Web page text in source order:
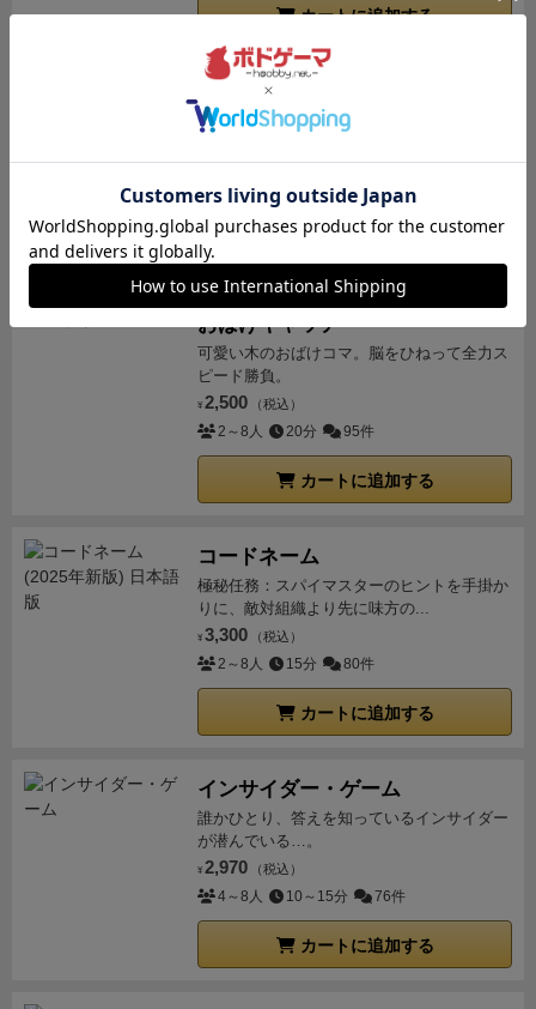
ジ以上を稼ぐか一部キャラの即死コンボを決めた方が
要素１：2種類のコンボとダメージ
ド4枚を左から並べ、数字とじゃんけんの2種類でコン
引用。①数字のみ（昇順連番）なら4枚なので最大4
点。
（２→３→４→５の連番かつじゃんけんはつながってい
ないので4点）
②じゃんけんで右が勝つように並べる場合も4枚なの
で最大4点。
（グー→パー→チョキ→グーの順。数字は連番になって
るところがあるので、その色と同じものがあればつな
③①と②の組み合わせ数字とじゃんけんの混合は、そ
れぞれ判定されるので最大8点。
（６→７→８→９の4枚昇順連番で4点。じゃんけんはパ
ー→チョキ→グーまでで3枚つながりなので合計7点）
加えて、条件付きでコンボ点を加算するスキルもあり
通常はコンボ点で勝利した方が相手にダメージ
字になります。
必殺技だったら最大・次点の2枚、相
手がガードなら最小値といった感じで変動します。
えて、「カウンター」や「投げ」等、ダメージに付与
されるスキルもあります。
それぞれ「必殺技成功時の追加効果」「必
殺技前の効果」「ガードの追加効果」「必殺技失敗時
の追加効果」のどれか複数を持っています。
カートに追加する
残り1点
ワイナリーの四季
あなたの手でワイナリーを復興させよう！
1～6人 45～90分 90件
おばけキャッチ
可愛い木のおばけコマ。脳をひねって全力ス
ピード勝負。
¥ 2,500 （税込）
2～8人 20分 95件
カートに追加する
コードネーム
極秘任務：スパイマスターのヒントを手掛か
りに、敵対組織より先に味方の...
¥ 3,300 （税込）
2～8人 15分 80件
カートに追加する
インサイダー・ゲーム
誰かひとり、答えを知っているインサイダー
が潜んでいる…。
¥ 2,970 （税込）
4～8人 10～15分 76件
カートに追加する